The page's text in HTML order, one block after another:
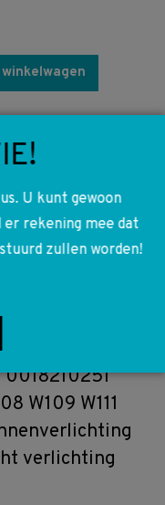
Asbak bruin
chroom set
W109 W111
verlichting
U kunt gewoon
er rekening mee dat
zullen worden!